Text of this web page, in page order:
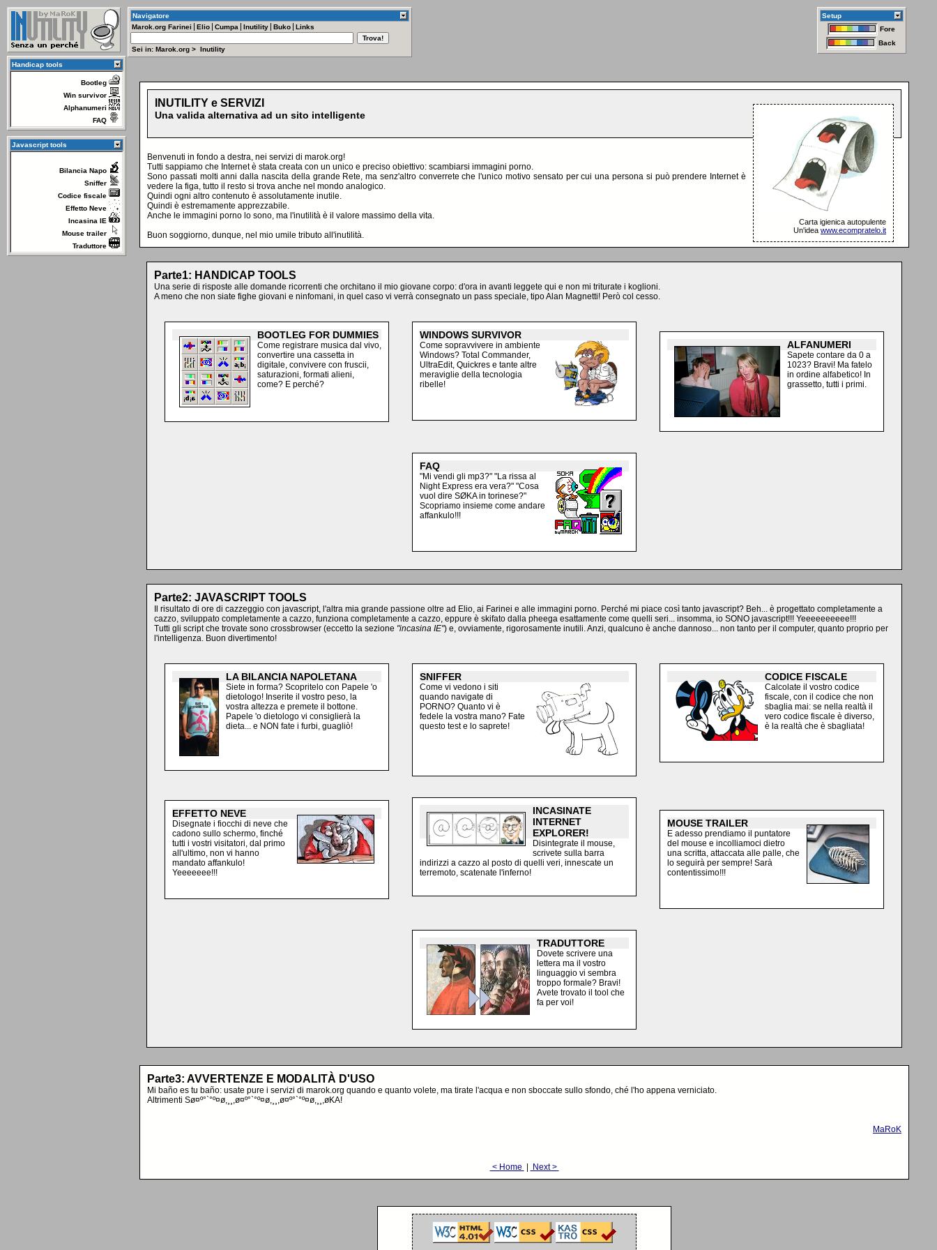
Navigatore
Marok.org Farinei Elio Cumpa Inutility Buko Links
Sei in: Marok.org > Inutility
Setup
Fore
Back
Handicap tools
Bootleg
Win survivor
Alphanumeri
FAQ
Javascript tools
Bilancia Napo
Sniffer
Codice fiscale
Effetto Neve
Incasina IE
Mouse trailer
Traduttore
Carta igienica autopulente
Un'idea www.ecompratelo.it
INUTILITY e SERVIZI
Una valida alternativa ad un sito intelligente
Benvenuti in fondo a destra, nei servizi di marok.org!
Tutti sappiamo che Internet è stata creata con un unico e preciso obiettivo: scambiarsi immagini porno.
Sono passati molti anni dalla nascita della grande Rete, ma senz'altro converrete che l'unico motivo sensato per cui una persona si può prendere Internet è
vedere la figa, tutto il resto si trova anche nel mondo analogico.
Quindi ogni altro contenuto è assolutamente inutile.
Quindi è estremamente apprezzabile.
Anche le immagini porno lo sono, ma l'inutilità è il valore massimo della vita.
Buon soggiorno, dunque, nel mio umile tributo all'inutilità.
Parte1: HANDICAP TOOLS
Una serie di risposte alle domande ricorrenti che orchitano il mio giovane corpo: d'ora in avanti leggete qui e non mi triturate i koglioni.
A meno che non siate fighe giovani e ninfomani, in quel caso vi verrà consegnato un pass speciale, tipo Alan Magnetti! Però col cesso.
BOOTLEG FOR DUMMIES
Come registrare musica dal vivo,
convertire una cassetta in
digitale, convivere con fruscii,
saturazioni, formati alieni,
come? E perché?
WINDOWS SURVIVOR
Come sopravvivere in ambiente
Windows? Total Commander,
UltraEdit, Quickres e tante altre
meraviglie della tecnologia
ribelle!
ALFANUMERI
Sapete contare da 0 a
1023? Bravi! Ma fatelo
in ordine alfabetico! In
grassetto, tutti i primi.
FAQ
"Mi vendi gli mp3?" "La rissa al
Night Express era vera?" "Cosa
vuol dire SØKA in torinese?"
Scopriamo insieme come andare
affankulo!!!
Parte2: JAVASCRIPT TOOLS
Il risultato di ore di cazzeggio con javascript, l'altra mia grande passione oltre ad Elio, ai Farinei e alle immagini porno. Perché mi piace così tanto javascript? Beh... è progettato completamente a
cazzo, sviluppato completamente a cazzo, funziona completamente a cazzo, eppure è skifato dalla pheega esattamente come quelli seri... insomma, io SONO javascript!!! Yeeeeeeeeee!!!
Tutti gli script che trovate sono crossbrowser (eccetto la sezione "incasina IE") e, ovviamente, rigorosamente inutili. Anzi, qualcuno è anche dannoso... non tanto per il computer, quanto proprio per
l'intelligenza. Buon divertimento!
LA BILANCIA NAPOLETANA
Siete in forma? Scopritelo con Papele 'o
dietologo! Inserite il vostro peso, la
vostra altezza e premete il bottone.
Papele 'o dietologo vi consiglierà la
dieta... e NON fate i furbi, guagliò!
SNIFFER
Come vi vedono i siti
quando navigate di
PORNO? Quanto vi è
fedele la vostra mano? Fate
questo test e lo saprete!
CODICE FISCALE
Calcolate il vostro codice
fiscale, con il codice che non
sbaglia mai: se nella realtà il
vero codice fiscale è diverso,
è la realtà che è sbagliata!
EFFETTO NEVE
Disegnate i fiocchi di neve che
cadono sullo schermo, finché
tutti i vostri visitatori, dal primo
all'ultimo, non vi hanno
mandato affankulo!
Yeeeeeee!!!
INCASINATE
INTERNET
EXPLORER!
Disintegrate il mouse,
scrivete sulla barra
indirizzi a cazzo al posto di quelli veri, innescate un
terremoto, scatenate l'inferno!
MOUSE TRAILER
E adesso prendiamo il puntatore
del mouse e incolliamoci dietro
una scritta, attaccata alle palle, che
lo seguirà per sempre! Sarà
contentissimo!!!
TRADUTTORE
Dovete scrivere una
lettera ma il vostro
linguaggio vi sembra
troppo formale? Bravi!
Avete trovato il tool che
fa per voi!
Parte3: AVVERTENZE E MODALITÀ D'USO
Mi baño es tu baño: usate pure i servizi di marok.org quando e quanto volete, ma tirate l'acqua e non sboccate sullo sfondo, ché l'ho appena verniciato.
Altrimenti Sø¤º°`°º¤ø,¸¸,ø¤º°`°º¤ø,¸¸,ø¤º°`°º¤ø,¸¸,øKA!
MaRoK
< Home Next >